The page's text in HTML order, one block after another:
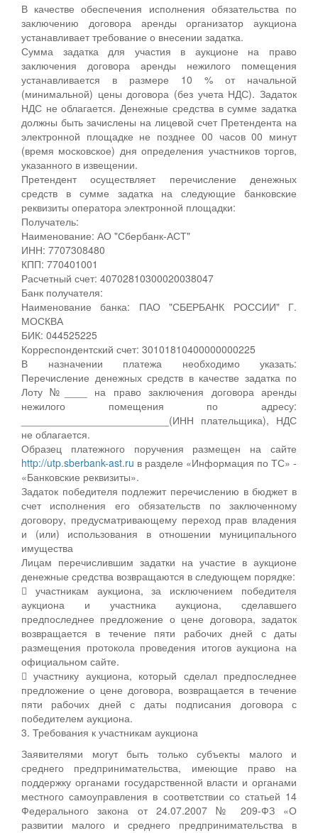
В качестве обеспечения исполнения обязательства по
заключению договора аренды организатор аукциона
устанавливает требование о внесении задатка.
Сумма задатка для участия в аукционе на право
заключения договора аренды нежилого помещения
устанавливается в размере 10 % от начальной
(минимальной) цены договора (без учета НДС). Задаток
НДС не облагается. Денежные средства в сумме задатка
должны быть зачислены на лицевой счет Претендента на
электронной площадке не позднее 00 часов 00 минут
(время московское) дня определения участников торгов,
указанного в извещении.
Претендент осуществляет перечисление денежных
средств в сумме задатка на следующие банковские
реквизиты оператора электронной площадки:
Получатель:
Наименование: АО "Сбербанк-АСТ"
ИНН: 7707308480
КПП: 770401001
Расчетный счет: 40702810300020038047
Банк получателя:
Наименование банка: ПАО "СБЕРБАНК РОССИИ" Г.
МОСКВА
БИК: 044525225
Корреспондентский счет: 30101810400000000225
В назначении платежа необходимо указать:
Перечисление денежных средств в качестве задатка по
Лоту №____ на право заключения договора аренды
нежилого помещения по адресу:
__________________________(ИНН плательщика), НДС
не облагается.
Образец платежного поручения размещен на сайте
http://utp.sberbank-ast.ru в разделе «Информация по ТС» -
«Банковские реквизиты».
Задаток победителя подлежит перечислению в бюджет в
счет исполнения его обязательств по заключенному
договору, предусматривающему переход прав владения
и (или) использования в отношении муниципального
имущества
Лицам перечислившим задатки на участие в аукционе
денежные средства возвращаются в следующем порядке:
 участникам аукциона, за исключением победителя
аукциона и участника аукциона, сделавшего
предпоследнее предложение о цене договора, задаток
возвращается в течение пяти рабочих дней с даты
размещения протокола проведения итогов аукциона на
официальном сайте.
 участнику аукциона, который сделал предпоследнее
предложение о цене договора, возвращается в течение
пяти рабочих дней с даты подписания договора с
победителем аукциона.
3. Требования к участникам аукциона
Заявителями могут быть только субъекты малого и
среднего предпринимательства, имеющие право на
поддержку органами государственной власти и органами
местного самоуправления в соответствии со статьей 14
Федерального закона от 24.07.2007 № 209-ФЗ «О
развитии малого и среднего предпринимательства в